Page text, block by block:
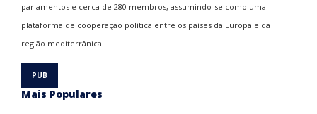
parlamentos e cerca de 280 membros, assumindo-se como uma
plataforma de cooperação política entre os países da Europa e da
região mediterrânica.
Mais Populares